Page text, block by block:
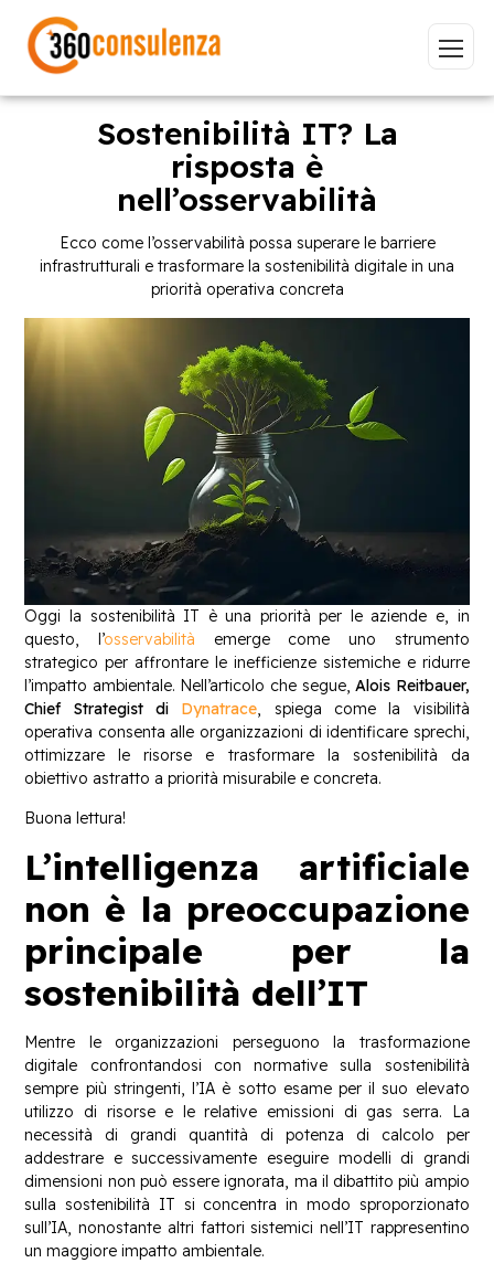
Vai
BeeProd
Inizia a digitare per visualizzare le pagine consigliate.
Sostenibilità IT? La
risposta è
nell’osservabilità
Ecco come l’osservabilità possa superare le barriere
infrastrutturali e trasformare la sostenibilità digitale in una
priorità operativa concreta
Oggi la sostenibilità IT è una priorità per le aziende e, in
questo, l’osservabilità emerge come uno strumento
strategico per affrontare le inefficienze sistemiche e ridurre
l’impatto ambientale. Nell’articolo che segue,Alois Reitbauer,
Chief Strategist di Dynatrace, spiega come la visibilità
operativa consenta alle organizzazioni di identificare sprechi,
ottimizzare le risorse e trasformare la sostenibilità da
obiettivo astratto a priorità misurabile e concreta.
Buona lettura!
L’intelligenza artificiale
non è la preoccupazione
principale per la
sostenibilità dell’IT
Mentre le organizzazioni perseguono la trasformazione
digitale confrontandosi con normative sulla sostenibilità
sempre più stringenti, l’IA è sotto esame per il suo elevato
utilizzo di risorse e le relative emissioni di gas serra. La
necessità di grandi quantità di potenza di calcolo per
addestrare e successivamente eseguire modelli di grandi
dimensioni non può essere ignorata, ma il dibattito più ampio
sulla sostenibilità IT si concentra in modo sproporzionato
sull’IA, nonostante altri fattori sistemici nell’IT rappresentino
un maggiore impatto ambientale.